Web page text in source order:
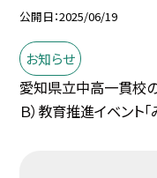
公開日 2025/06/19
お知らせ
愛知県立中高一貫校
Ｂ）教育推進イベント